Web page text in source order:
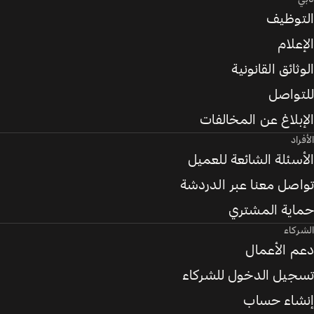
التوظيف
الإعلام
الوثائق القانونية
للتواصل
الإبلاغ عن المخالفات
الأفراد
الأسئلة الشائعة للعميل
تواصل معنا عبر الدردشة
حماية المشتري
الشركاء
دعم الأعمال
تسجيل الدخول للشركاء
إنشاء حساب